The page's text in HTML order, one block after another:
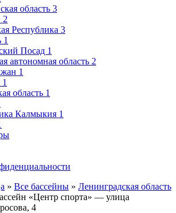
область 3
2
Республика 3
1
Посад 1
автономная область 2
1
1
область 1
Калмыкия 1
» Все бассейны » Ленинградская область
«Центр спорта» — улица
4